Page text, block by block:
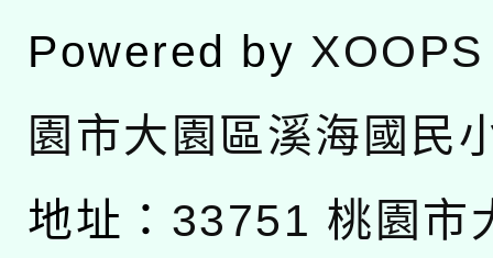
Powered by XOOPS
園市大園區溪海國民
地址： 33751 桃園市